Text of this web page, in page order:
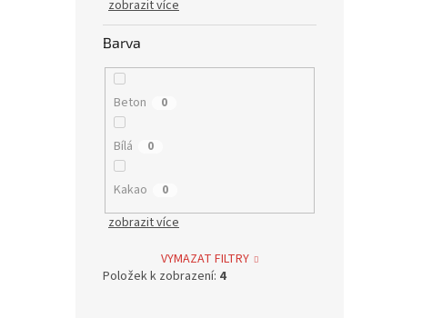
zobrazit více
Barva
Beton 0
Bílá 0
Kakao 0
zobrazit více
VYMAZAT FILTRY
Položek k zobrazení: 4